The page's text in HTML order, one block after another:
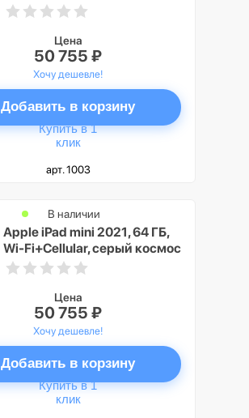
Цена
50 755 ₽
Хочу дешевле!
Добавить в корзину
Купить в 1
клик
арт. 1003
Apple iPad mini 2021, 64 ГБ,
Wi-Fi+Cellular, серый космос
В наличии
Цена
50 755 ₽
Хочу дешевле!
Добавить в корзину
Купить в 1
клик